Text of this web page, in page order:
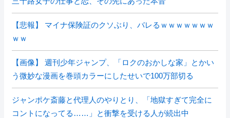
【悲報】 マイナ保険証のクソぶり、バレるｗｗｗｗｗｗｗ
ｗｗ
【画像】 週刊少年ジャンプ、「ロクのおかしな家」とかい
う微妙な漫画を巻頭カラーにしたせいで100万部切る
ジャンポケ斎藤と代理人のやりとり、「地獄すぎて完全に
コントになってる……」と衝撃を受ける人が続出中